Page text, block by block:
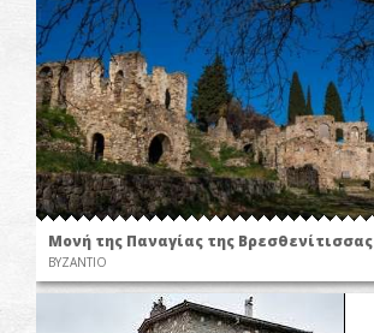
Μονή της Παναγίας της Βρεσθενίτισσας
ΒΥΖΑΝΤΙΟ